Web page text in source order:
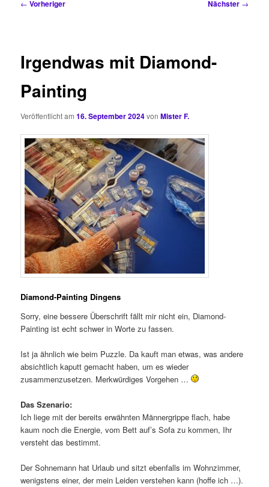
← Vorheriger Nächster →
Irgendwas mit Diamond-
Painting
Veröffentlicht am16. September 2024vonMister F.
Diamond-Painting Dingens
Sorry, eine bessere Überschrift fällt mir nicht ein, Diamond-
Painting ist echt schwer in Worte zu fassen.
Ist ja ähnlich wie beim Puzzle. Da kauft man etwas, was andere
absichtlich kaputt gemacht haben, um es wieder
zusammenzusetzen. Merkwürdiges Vorgehen …
Das Szenario:
Ich liege mit der bereits erwähnten Männergrippe flach, habe
kaum noch die Energie, vom Bett auf’s Sofa zu kommen, Ihr
versteht das bestimmt.
Der Sohnemann hat Urlaub und sitzt ebenfalls im Wohnzimmer,
wenigstens einer, der mein Leiden verstehen kann (hoffe ich …).